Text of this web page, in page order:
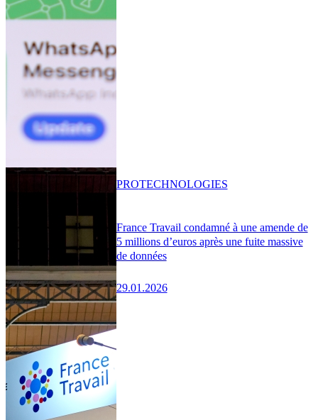
France Travail condamné à une amende de
5 millions d’euros après une fuite massive
de données
29.01.2026
PROTECHNOLOGIES